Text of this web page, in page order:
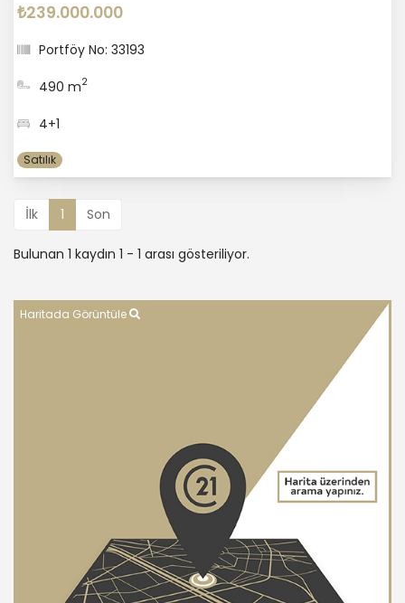
₺239.000.000
Portföy No: 33193
490 m2
4+1
Satılık
İlk 1 Son
Bulunan 1 kaydın 1 - 1 arası gösteriliyor.
Haritada Görüntüle